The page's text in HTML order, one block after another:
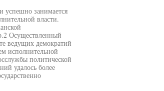
успешно занимается
власти.
Осуществленный
ведущих демократий
исполнительной
политической
удалось более